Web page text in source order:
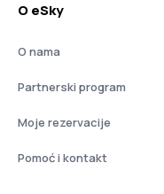
O eSky
O nama
Partnerski program
Moje rezervacije
Pomoć i kontakt